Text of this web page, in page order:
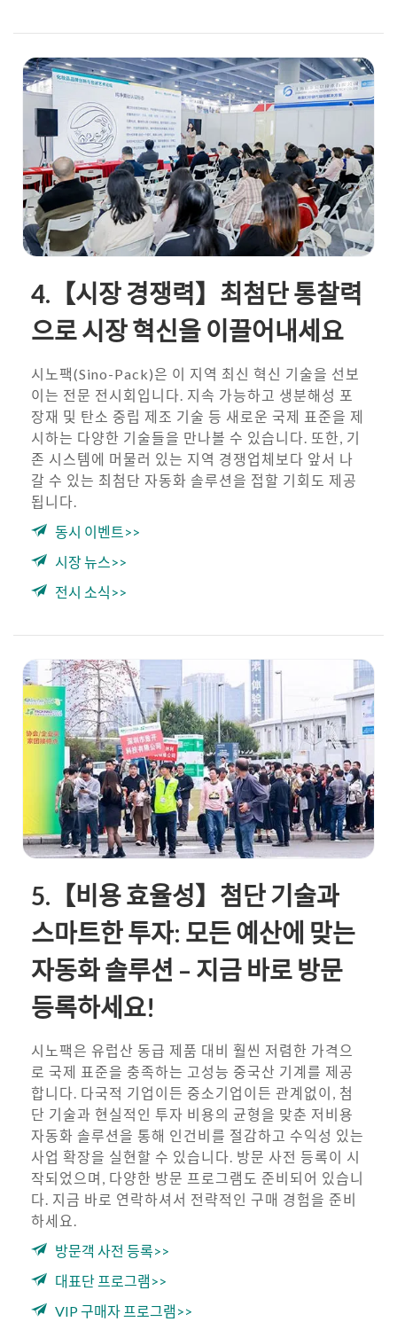
4.【시장 경쟁력】최첨단 통찰력
으로 시장 혁신을 이끌어내세요
시노팩(Sino-Pack)은 이 지역 최신 혁신 기술을 선보
이는 전문 전시회입니다. 지속 가능하고 생분해성 포
장재 및 탄소 중립 제조 기술 등 새로운 국제 표준을 제
시하는 다양한 기술들을 만나볼 수 있습니다. 또한, 기
존 시스템에 머물러 있는 지역 경쟁업체보다 앞서 나
갈 수 있는 최첨단 자동화 솔루션을 접할 기회도 제공
됩니다.
동시 이벤트>>
시장 뉴스>>
전시 소식>>
5.【비용 효율성】첨단 기술과
스마트한 투자: 모든 예산에 맞는
자동화 솔루션 – 지금 바로 방문
등록하세요!
시노팩은 유럽산 동급 제품 대비 훨씬 저렴한 가격으
로 국제 표준을 충족하는 고성능 중국산 기계를 제공
합니다. 다국적 기업이든 중소기업이든 관계없이, 첨
단 기술과 현실적인 투자 비용의 균형을 맞춘 저비용
자동화 솔루션을 통해 인건비를 절감하고 수익성 있는
사업 확장을 실현할 수 있습니다. 방문 사전 등록이 시
작되었으며, 다양한 방문 프로그램도 준비되어 있습니
다. 지금 바로 연락하셔서 전략적인 구매 경험을 준비
하세요.
방문객 사전 등록>>
대표단 프로그램>>
VIP 구매자 프로그램>>